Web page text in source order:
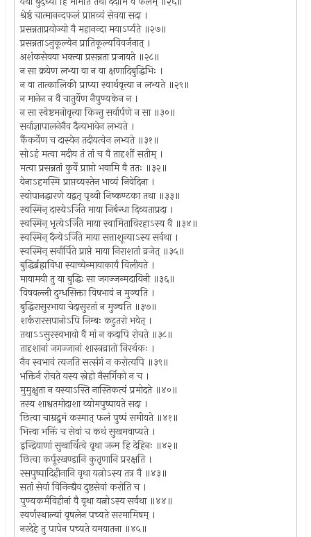
श्रेष्ठं चात्मानन्दफलं प्राप्तव्यं सेवया सदा ।
प्रसन्नताप्रयोज्यो वै महानन्दा मयाऽर्प्यते ॥२७॥
प्रसन्नताऽनुकूल्येन प्रातिकूल्यविवर्जनात् ।
अशंकसेवया भक्त्या प्रसन्नता प्रजायते ॥२८॥
न सा क्रयेण लभ्या वा न वा क्षणादिबुद्धिभिः ।
न वा तात्कालिकी प्राप्या स्वार्थवृत्त्या न लभ्यते ॥२९॥
न मानेन न वै चातुर्येण नैपुण्यकेन न ।
न सा स्वेष्टमनोवृत्त्या किन्तु सर्वार्पणे न सा ॥३०॥
सर्वाज्ञापालनेनैव दैन्यभावेन लभ्यते ।
कैंकर्येण च दास्येन तदीयत्वेन लभ्यते ॥३१॥
सोऽहं मत्वा मदीय तं तां च वै तादृशीं सतीम् ।
मत्वा प्रसन्नतां कुर्वे प्राप्तो भवामि वै ततः ॥३२॥
येनाऽहमस्मि प्राप्तव्यस्तेन भाव्यं निवेदिना ।
स्वोपानद्धारणे यद्वत् पृथ्वी निष्कण्टका तथा ॥३३॥
स्वस्मिन् दास्येऽर्जिते माया निर्बन्धा दिव्यताप्रदा ।
स्वस्मिन् भृत्येऽर्जिते माया स्वामिताविरहाऽस्य वै ॥३४॥
स्वस्मिन् दैन्येऽर्जिते माया सत्ताशून्याऽस्य सर्वथा ।
स्वस्मिन् सर्वार्पिते प्राप्ते माया निराशतां व्रजेत् ॥३५॥
बुद्धिर्ब्रह्मविधा स्याच्चेन्मायाकार्यं विलीयते ।
मायामयी तु या बुद्धिः सा जगज्जन्मदायिनी ॥३६॥
विषवल्ली दुग्धसिक्ता विषभावं न मुञ्चति ।
बुद्धिरासुरभावा चेदासुरतां न मुञ्चति ॥३७॥
शर्करारसपानोऽपि निम्बः कटुतरो भवेत् ।
तथाऽऽसुरस्वभावो वै मां न कदापि रोचते ॥३८॥
तादृशानां जगज्जानां शास्त्रव्रातो निरर्थकः ।
नैव स्वभावं त्यजति सत्संगं न करोत्यपि ॥३९॥
भक्तिर्न रोचते यस्य स्नेहो नैसर्गिको न च ।
मुमुक्षुता न यस्याऽस्ति नास्तिकत्वं प्रमोदते ॥४०॥
तस्य शाश्वतमोदाशा व्योमपुष्पायते सदा ।
छित्वा चाम्रद्रुमं कस्मात् फलं पुष्पं समीयते ॥४१॥
भित्त्वा भक्तिं च सेवां च कथं सुखमवाप्यते ।
इन्द्रियाणां सुखार्थित्वे वृथा जन्म हि देहिनः ॥४२॥
छित्वा कर्पूरखण्डानि कुतृणानि प्ररक्षति ।
रसपुष्पादिहीनानि वृथा यत्नोऽस्य तत्र वै ॥४३॥
सतां सेवां विनिन्द्यैव दुष्टसेवां करोति च ।
पुण्यकर्मविहीनां वै वृथा यत्नोऽस्य सर्वथा ॥४४॥
स्वर्णस्थाल्यां वृषलेन पच्यते सरमामिषम् ।
नरदेहे तु पापेन पच्यते यमयातना ॥४५॥